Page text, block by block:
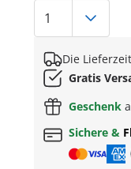
Die
Gratis
Geschenk
Sichere &